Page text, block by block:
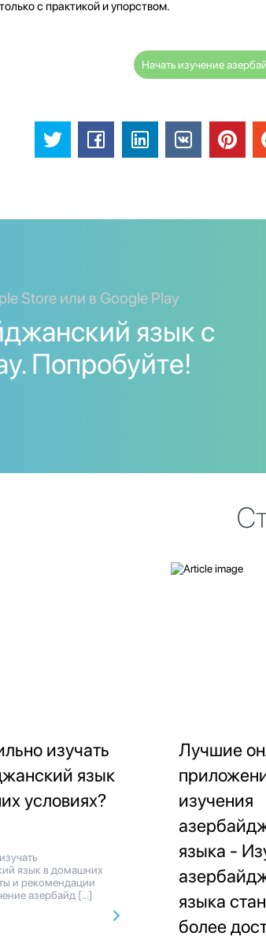
с практикой и упорством.
Начать изучение
Store или в Google Play
язык с
Попробуйте!
изучать
язык
условиях?
язык в домашних
и рекомендации
азербайд […]
Лучшие
изучения
языка -
языка
более